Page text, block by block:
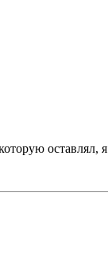
оставлял, я